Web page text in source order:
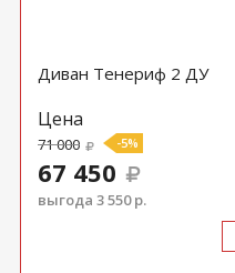
Диван Тенериф 2 ДУ
Цена
71 000 -5%
67 450
выгода 3 550 р.